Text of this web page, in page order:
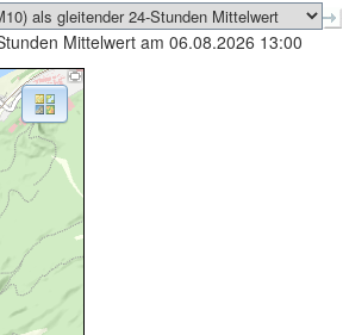
Mittelwert am 06.08.2026 13:00